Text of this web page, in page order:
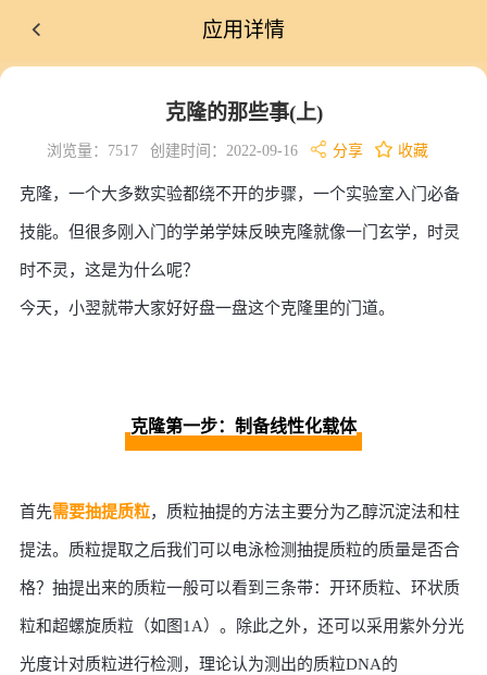
应用详情
克隆的那些事(上)
浏览量：7517 创建时间：2022-09-16 分享 收藏
克隆，一个大多数实验都绕不开的步骤，一个实验室入门必备
技能。但很多刚入门的学弟学妹反映克隆就像一门玄学，时灵
时不灵，这是为什么呢？
今天，小翌就带大家好好盘一盘这个克隆里的门道。
克隆第一步：制备线性化载体
首先需要抽提质粒，质粒抽提的方法主要分为乙醇沉淀法和柱
提法。质粒提取之后我们可以电泳检测抽提质粒的质量是否合
格？抽提出来的质粒一般可以看到三条带：开环质粒、环状质
粒和超螺旋质粒（如图 1A）。除此之外，还可以采用紫外分光
光度计对质粒进行检测，理论认为测出的质粒DNA的